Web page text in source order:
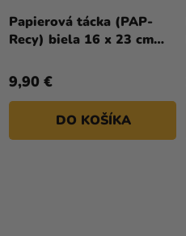
Papierová tácka (PAP-
Recy) biela 16 x 23 cm
9,90 €
DO KOŠÍKA